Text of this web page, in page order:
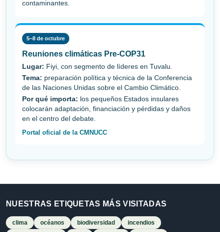
contaminantes.
5–8 de octubre
Reuniones climáticas Pre-COP31
Lugar: Fiyi, con segmento de líderes en Tuvalu.
Tema: preparación política y técnica de la Conferencia
de las Naciones Unidas sobre el Cambio Climático.
Por qué importa: los pequeños Estados insulares
colocarán adaptación, financiación y pérdidas y daños
en el centro del debate.
Portal oficial de la CMNUCC
NUESTRAS ETIQUETAS MÁS VISITADAS
clima océanos biodiversidad
incendios